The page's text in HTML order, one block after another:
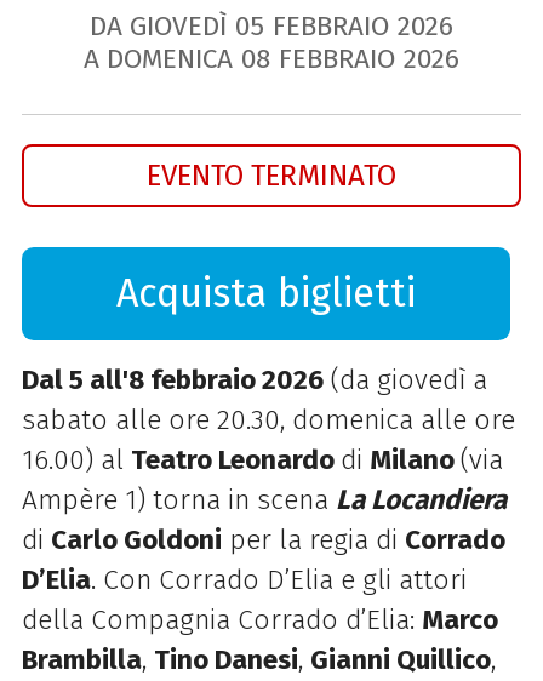
DA GIOVEDÌ 05 FEBBRAIO 2026
A DOMENICA 08 FEBBRAIO 2026
EVENTO TERMINATO
Acquista biglietti
Dal 5 all'8 febbraio 2026(da giovedì a
sabato alle ore 20.30, domenica alle ore
16.00) al Teatro Leonardo di Milano(via
Ampère 1) torna in scena La Locandiera
di Carlo Goldoni per la regia di Corrado
D’Elia. Con Corrado D’Elia e gli attori
della Compagnia Corrado d’Elia: Marco
Brambilla, Tino Danesi, Gianni Quillico,